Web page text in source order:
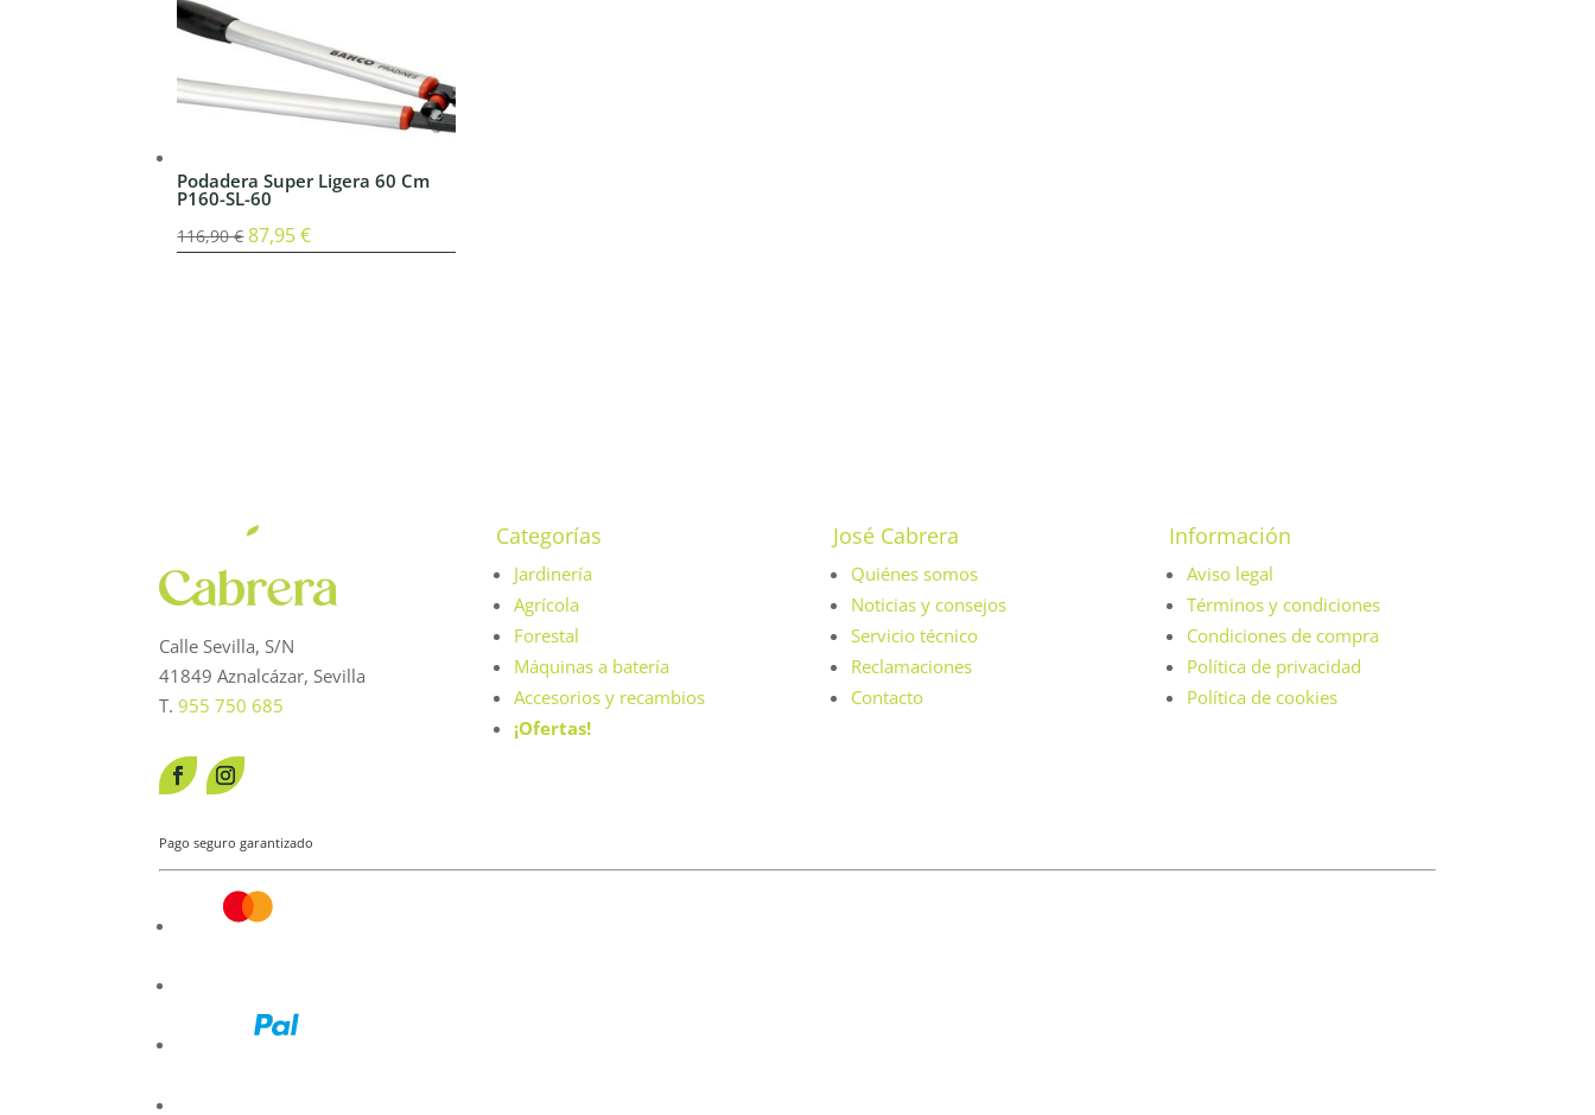
100,30 €.
Podadera Super Ligera 60 Cm
P160-SL-60
116,90€El
87,95€El
Calle Sevilla, S/N
41849 Aznalcázar, Sevilla
T.955 750 685
Categorías
Jardinería
Agrícola
Forestal
Máquinas a batería
Accesorios y recambios
¡Ofertas!
José Cabrera
Quiénes somos
Noticias y consejos
Servicio técnico
Reclamaciones
Contacto
Información
Aviso legal
Términos y condiciones
Condiciones de compra
Política de privacidad
Política de cookies
Pago seguro garantizado